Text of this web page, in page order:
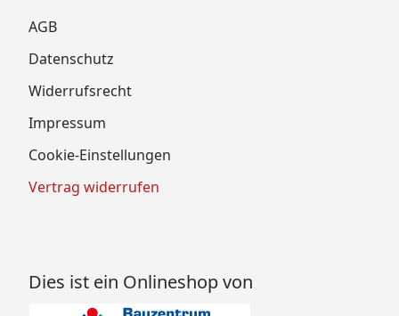
AGB
Datenschutz
Widerrufsrecht
Impressum
Cookie-Einstellungen
Vertrag widerrufen
Dies ist ein Onlineshop von